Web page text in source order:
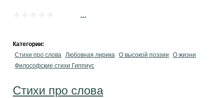
Категории:
Стихи про слова Любовная лирика О высокой поэзии
О жизни
Философские стихи Гиппиус
Стихи про слова